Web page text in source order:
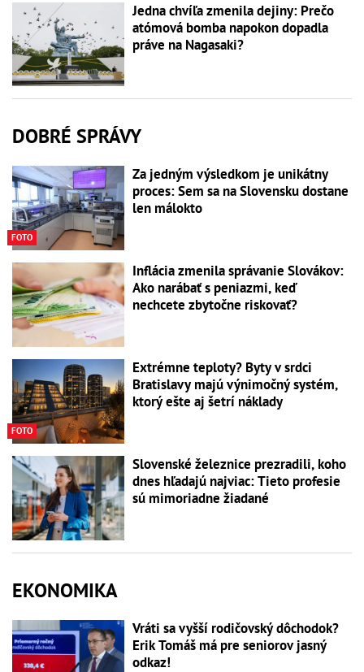
Jedna chvíľa zmenila dejiny: Prečo
atómová bomba napokon dopadla
práve na Nagasaki?
DOBRÉ SPRÁVY
FOTO
Za jedným výsledkom je unikátny
proces: Sem sa na Slovensku dostane
len málokto
Inflácia zmenila správanie Slovákov:
Ako narábať s peniazmi, keď
nechcete zbytočne riskovať?
FOTO
Extrémne teploty? Byty v srdci
Bratislavy majú výnimočný systém,
ktorý ešte aj šetrí náklady
Slovenské železnice prezradili, koho
dnes hľadajú najviac: Tieto profesie
sú mimoriadne žiadané
EKONOMIKA
Vráti sa vyšší rodičovský dôchodok?
Erik Tomáš má pre seniorov jasný
odkaz!